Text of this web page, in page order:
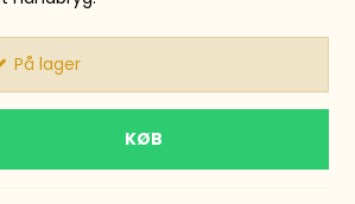
På lager
KØB